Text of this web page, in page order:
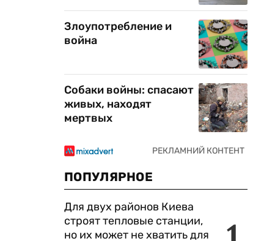
Злоупотребление и
война
Собаки войны: спасают
живых, находят
мертвых
ПОПУЛЯРНОЕ
Для двух районов Киева
строят тепловые станции,
но их может не хватить для